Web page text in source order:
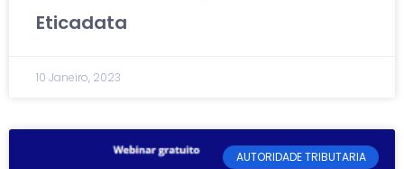
Eticadata
10 Janeiro, 2023
AUTORIDADE TRIBUTARIA